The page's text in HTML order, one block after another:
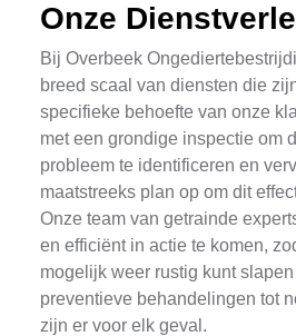
Onze
Bij Overbeek
breed scaal van diensten die
specifieke behoefte van onze
met een grondige inspectie om
probleem te identificeren en
maatstreeks plan op om dit
Onze team van getrainde
en efficiënt in actie te komen,
mogelijk weer rustig kunt
preventieve behandelingen tot
zijn er voor elk geval.